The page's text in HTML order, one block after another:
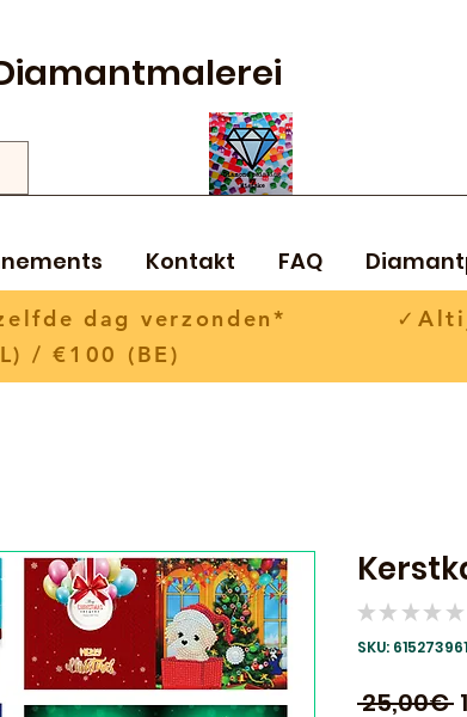
Kontakt FAQ
dag verzonden*
/ €100 (BE)
★ ★ ★ ★ ★
SKU:
25,00€